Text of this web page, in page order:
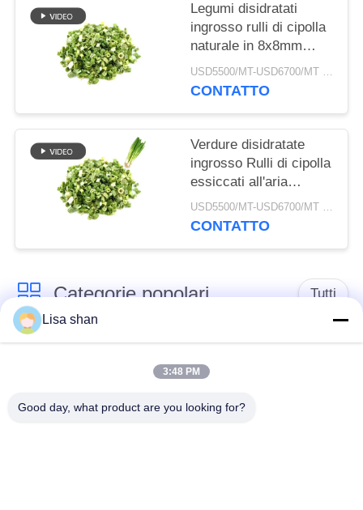
Legumi disidratati
ingrosso rulli di cipolla
naturale in 8x8mm
5x5mm 3x3mm
Dimensioni Nessun
USD5500/MT-USD6700/MT MOQ:2mt
CONTATTO
Verdure disidratate
ingrosso Rulli di cipolla
essiccati all'aria
3*3mm 5*5mm Colore
naturale Sapore
USD5500/MT-USD6700/MT MOQ:2mt
CONTATTO
Categorie popolari Tutti
Briciole di pane
briciole di pane
giapponesi
Briciole di pane di
Lisa shan
3:48 PM
Good day, what product are you looking for?